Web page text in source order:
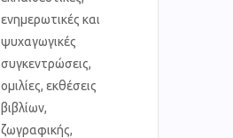
ενημερωτικές και
ψυχαγωγικές
συγκεντρώσεις,
ομιλίες, εκθέσεις
βιβλίων,
ζωγραφικής,